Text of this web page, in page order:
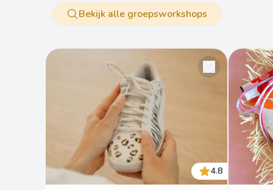
Bekijk alle groepsworkshops
4.8